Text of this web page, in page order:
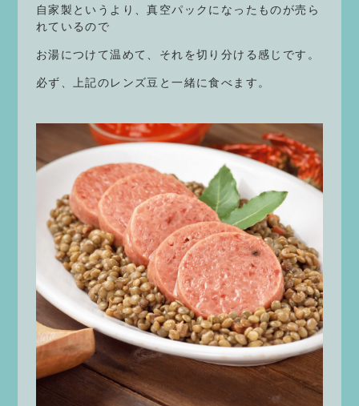
自家製というより、真空パックになったものが売ら
れているので
お湯につけて温めて、それを切り分ける感じです。
必ず、上記のレンズ豆と一緒に食べます。